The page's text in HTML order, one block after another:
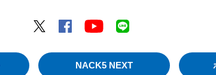
Twitter
Facebook YouTube
NACK5 NEXT